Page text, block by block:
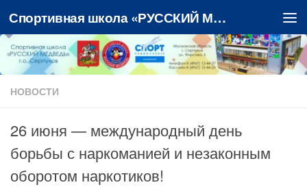
Перейти к содержимому Спортивная школа «РУССКИЙ МЕДВЕДЬ»
НОВОСТИ
26 июня — международный день
борьбы с наркоманией и незаконным
оборотом наркотиков!